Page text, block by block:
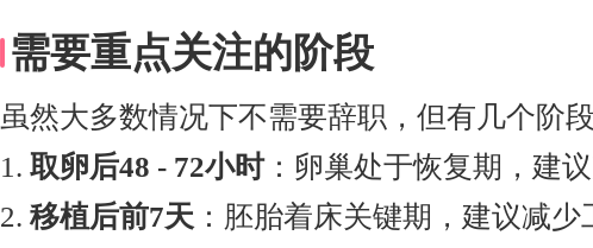
需要重点关注的阶段
虽然大多数情况下不需要辞职，但有几个阶
1.取卵后48 - 72小时：卵巢处于恢复期，建
2.移植后前7天 ：胚胎着床关键期，建议减